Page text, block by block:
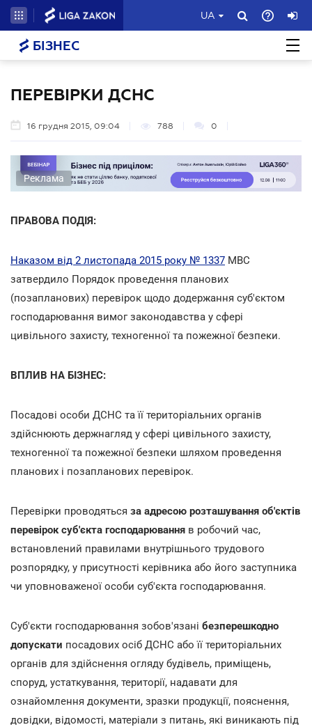
UA
БІЗНЕС
ПЕРЕВІРКИ ДСНС
16 грудня 2015, 09:04 788 0
Реклама
ПРАВОВА ПОДІЯ:
Наказом від 2 листопада 2015 року № 1337 МВС
затвердило Порядок проведення планових
(позапланових) перевірок щодо додержання суб'єктом
господарювання вимог законодавства у сфері
цивільного захисту, техногенної та пожежної безпеки.
ВПЛИВ НА БІЗНЕС:
Посадові особи ДСНС та її територіальних органів
здійснюють держнагляд у сфері цивільного захисту,
техногенної та пожежної безпеки шляхом проведення
планових і позапланових перевірок.
Перевірки проводяться за адресою розташування об'єктів
перевірок суб'єкта господарювання в робочий час,
встановлений правилами внутрішнього трудового
розпорядку, у присутності керівника або його заступника
чи уповноваженої особи суб'єкта господарювання.
Суб'єкти господарювання зобов'язані безперешкодно
допускати посадових осіб ДСНС або її територіальних
органів для здійснення огляду будівель, приміщень,
споруд, устаткування, території, надавати для
ознайомлення документи, зразки продукції, пояснення,
довідки, відомості, матеріали з питань, які виникають під